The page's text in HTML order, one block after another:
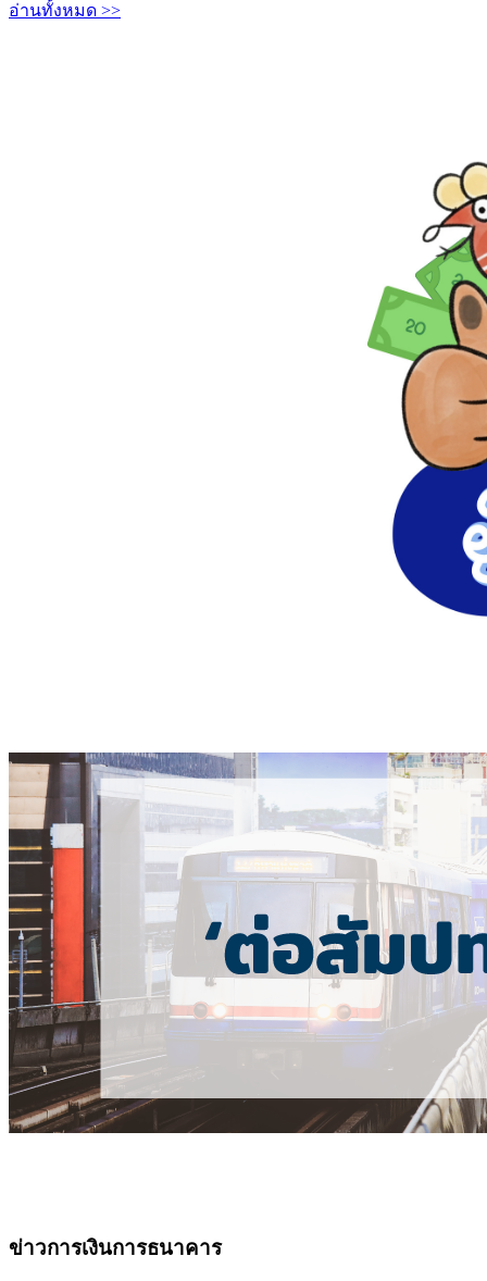
อ่านทั้งหมด >>
ข่าวการเงินการธนาคาร